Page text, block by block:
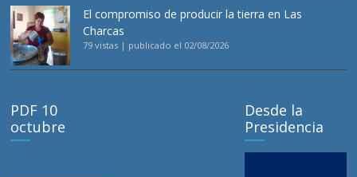
El compromiso de producir la tierra en Las
Charcas
79 vistas | publicado el 02/08/2026
PDF 10
octubre
Desde la
Presidencia